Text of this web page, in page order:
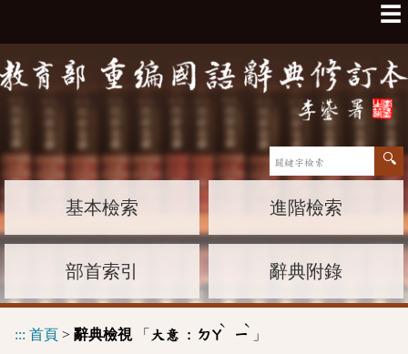
☰
基本檢索 進階檢索
部首索引 辭典附錄
::: 首頁 > 辭典檢視「 大意 : ㄉㄚ
ˋ
ㄧ
ˋ
」